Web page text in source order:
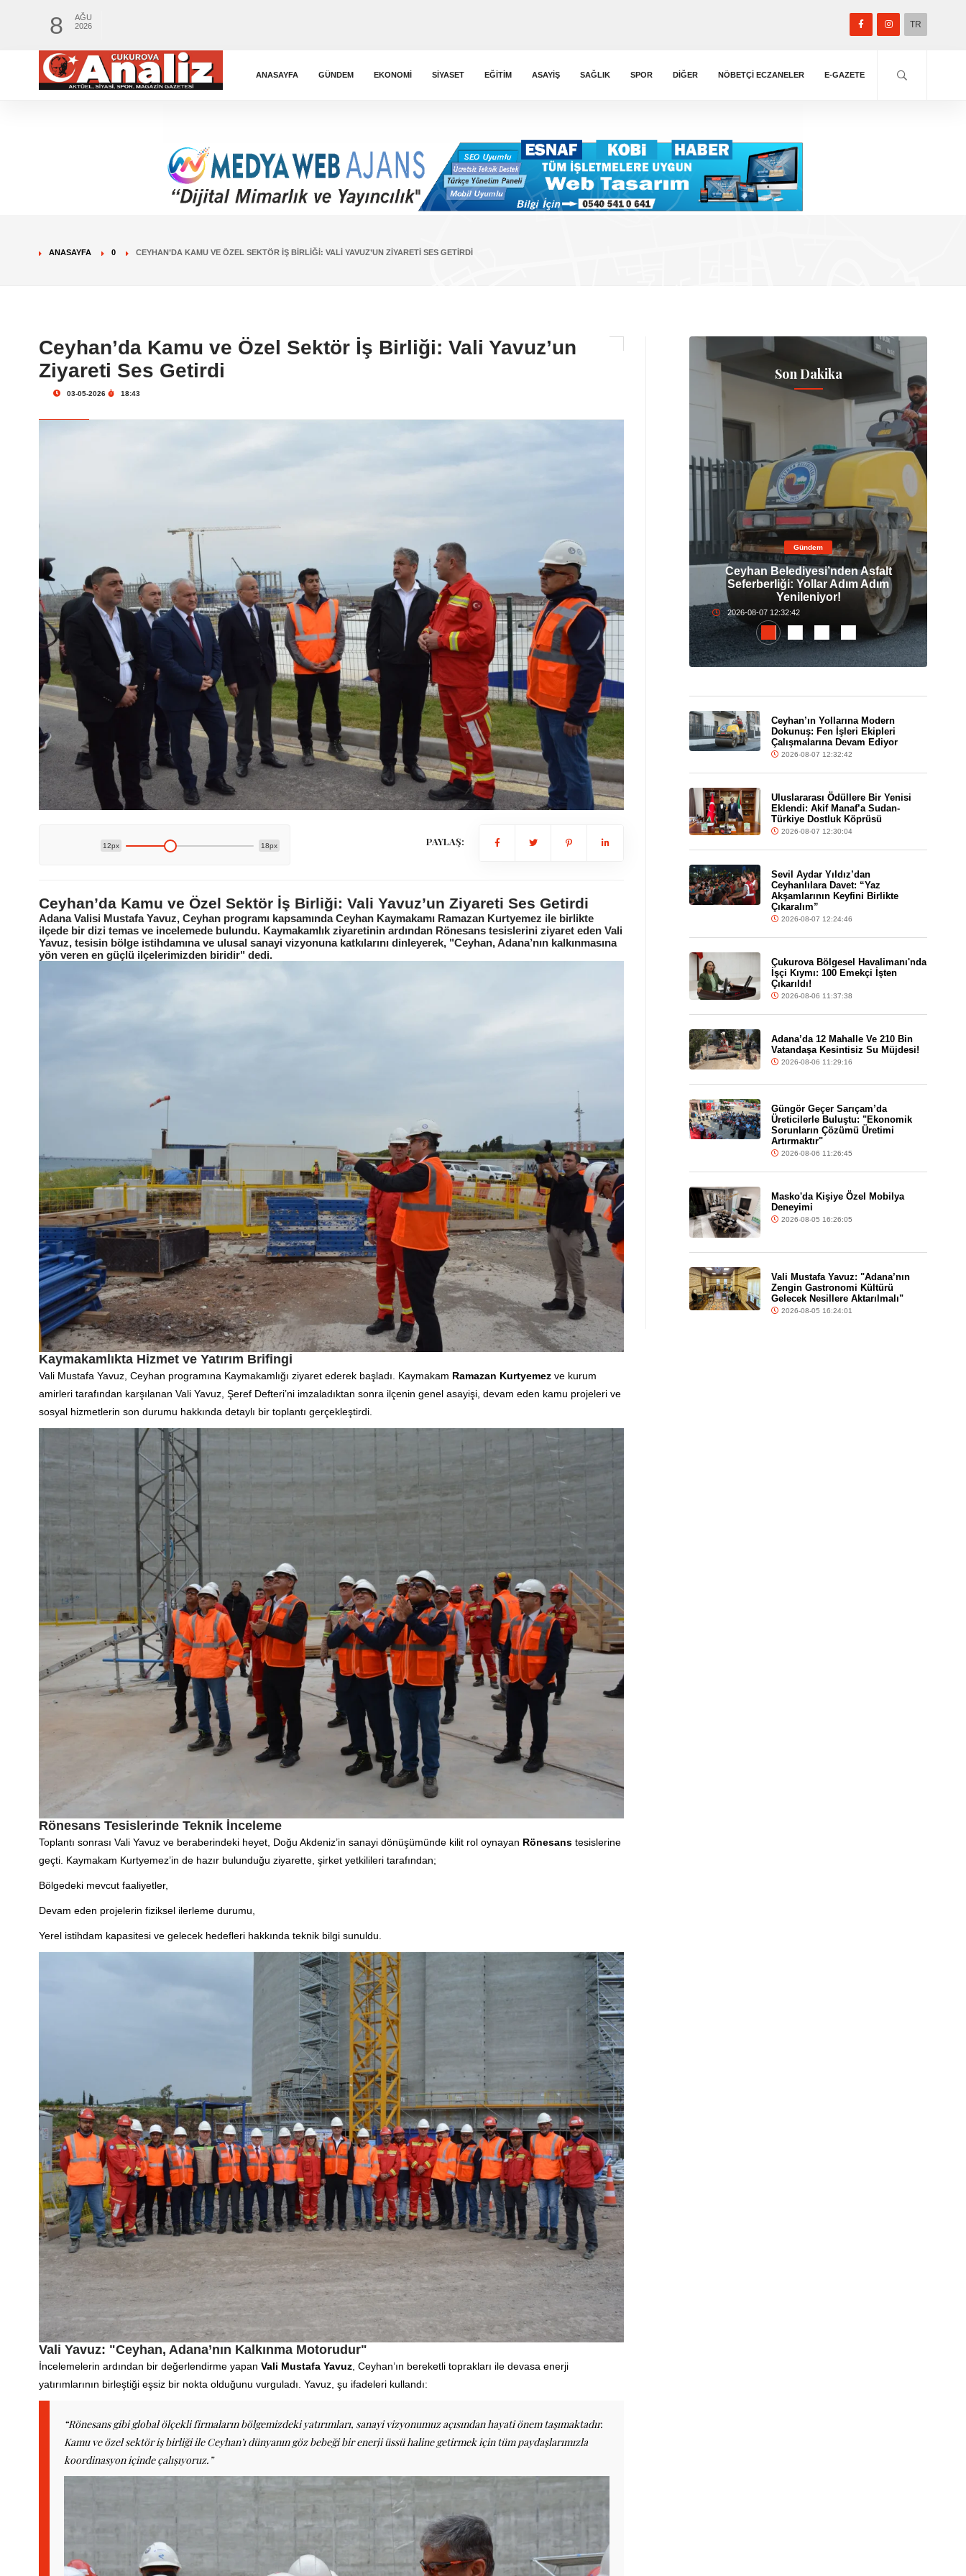
8
AĞU
2026
TR
ANASAYFA GÜNDEM EKONOMI SIYASET EĞITIM ASAYIŞ SAĞLIK SPOR DIĞER NÖBETÇİ ECZANELER E-GAZETE
ANASAYFA 0 CEYHAN’DA KAMU VE ÖZEL SEKTÖR İŞ BIRLIĞI: VALI YAVUZ’UN ZIYARETI SES GETIRDI
Ceyhan’da Kamu ve Özel Sektör İş Birliği: Vali Yavuz’un
Ziyareti Ses Getirdi
03-05-2026 18:43
12px 18px PAYLAŞ:
Ceyhan’da Kamu ve Özel Sektör İş Birliği: Vali Yavuz’un Ziyareti Ses Getirdi
Adana Valisi Mustafa Yavuz, Ceyhan programı kapsamında Ceyhan Kaymakamı Ramazan Kurtyemez ile birlikte
ilçede bir dizi temas ve incelemede bulundu. Kaymakamlık ziyaretinin ardından Rönesans tesislerini ziyaret eden Vali
Yavuz, tesisin bölge istihdamına ve ulusal sanayi vizyonuna katkılarını dinleyerek, "Ceyhan, Adana’nın kalkınmasına
yön veren en güçlü ilçelerimizden biridir" dedi.
Kaymakamlıkta Hizmet ve Yatırım Brifingi
Vali Mustafa Yavuz, Ceyhan programına Kaymakamlığı ziyaret ederek başladı. Kaymakam Ramazan Kurtyemezve kurum
amirleri tarafından karşılanan Vali Yavuz, Şeref Defteri’ni imzaladıktan sonra ilçenin genel asayişi, devam eden kamu projeleri ve
sosyal hizmetlerin son durumu hakkında detaylı bir toplantı gerçekleştirdi.
Rönesans Tesislerinde Teknik İnceleme
Toplantı sonrası Vali Yavuz ve beraberindeki heyet, Doğu Akdeniz’in sanayi dönüşümünde kilit rol oynayan Rönesanstesislerine
geçti. Kaymakam Kurtyemez’in de hazır bulunduğu ziyarette, şirket yetkilileri tarafından;
Bölgedeki mevcut faaliyetler,
Devam eden projelerin fiziksel ilerleme durumu,
Yerel istihdam kapasitesi ve gelecek hedefleri hakkında teknik bilgi sunuldu.
Vali Yavuz: "Ceyhan, Adana’nın Kalkınma Motorudur"
İncelemelerin ardından bir değerlendirme yapan Vali Mustafa Yavuz, Ceyhan’ın bereketli toprakları ile devasa enerji
yatırımlarının birleştiği eşsiz bir nokta olduğunu vurguladı. Yavuz, şu ifadeleri kullandı:
“Rönesans gibi global ölçekli firmaların bölgemizdeki yatırımları, sanayi vizyonumuz açısından hayati önem taşımaktadır.
Kamu ve özel sektör iş birliği ile Ceyhan’ı dünyanın göz bebeği bir enerji üssü haline getirmek için tüm paydaşlarımızla
koordinasyon içinde çalışıyoruz.”
Son Dakika
Siyaset
CHP'li Dr. Müzeyyen Şevkin Çukurova
Havalimanı’ndaki İşten Çıkarmaları
TBMM’ye Taşıdı
2026-08-06 11:37:38
Gündem
Ceyhan Belediyesi’nden Asfalt
Seferberliği: Yollar Adım Adım
Yenileniyor!
2026-08-07 12:32:42
Ceyhan’ın Yollarına Modern
Dokunuş: Fen İşleri Ekipleri
Çalışmalarına Devam Ediyor
2026-08-07 12:32:42
Uluslararası Ödüllere Bir Yenisi
Eklendi: Akif Manaf’a Sudan-
Türkiye Dostluk Köprüsü
2026-08-07 12:30:04
Sevil Aydar Yıldız’dan
Ceyhanlılara Davet: “Yaz
Akşamlarının Keyfini Birlikte
Çıkaralım”
2026-08-07 12:24:46
Çukurova Bölgesel Havalimanı'nda
İşçi Kıymı: 100 Emekçi İşten
Çıkarıldı!
2026-08-06 11:37:38
Adana’da 12 Mahalle Ve 210 Bin
Vatandaşa Kesintisiz Su Müjdesi!
2026-08-06 11:29:16
Güngör Geçer Sarıçam’da
Üreticilerle Buluştu: "Ekonomik
Sorunların Çözümü Üretimi
Artırmaktır"
2026-08-06 11:26:45
Masko'da Kişiye Özel Mobilya
Deneyimi
2026-08-05 16:26:05
Vali Mustafa Yavuz: "Adana’nın
Zengin Gastronomi Kültürü
Gelecek Nesillere Aktarılmalı"
2026-08-05 16:24:01